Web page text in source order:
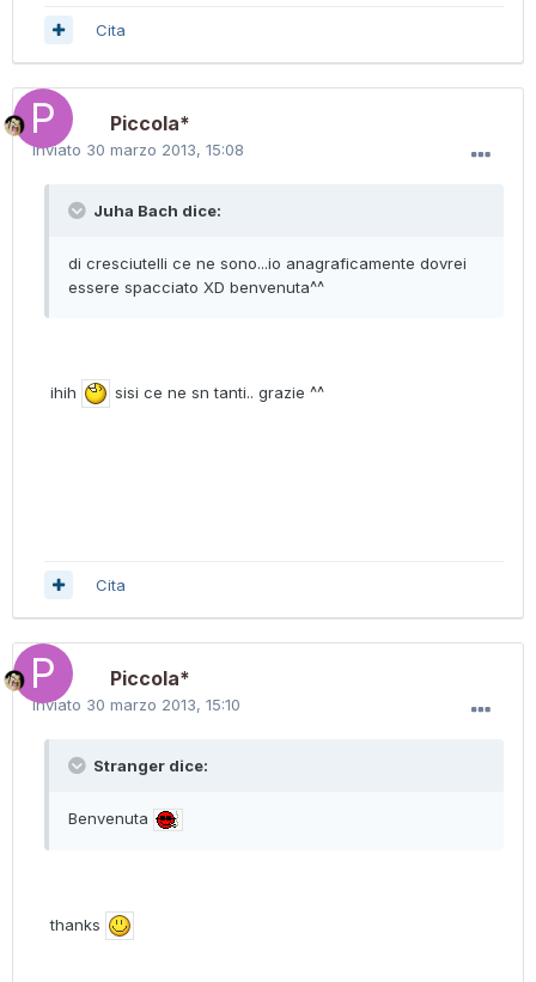
Cita
Piccola*
Inviato 30 marzo 2013, 15:08
Juha Bach dice:
di cresciutelli ce ne sono...io anagraficamente dovrei
essere spacciato XD benvenuta^^
ihih sisi ce ne sn tanti.. grazie ^^
Cita
Piccola*
Inviato 30 marzo 2013, 15:10
Stranger dice:
Benvenuta
thanks